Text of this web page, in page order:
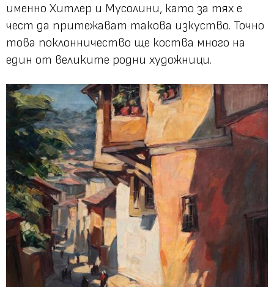
именно Хитлер и Мусолини, като за тях е
чест да притежават такова изкуство. Точно
това поклонничество ще коства много на
един от великите родни художници.